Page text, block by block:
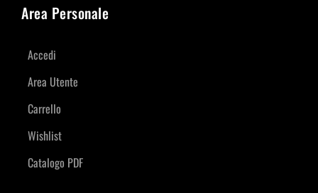
Area Personale
Accedi
Area Utente
Carrello
Wishlist
Catalogo PDF